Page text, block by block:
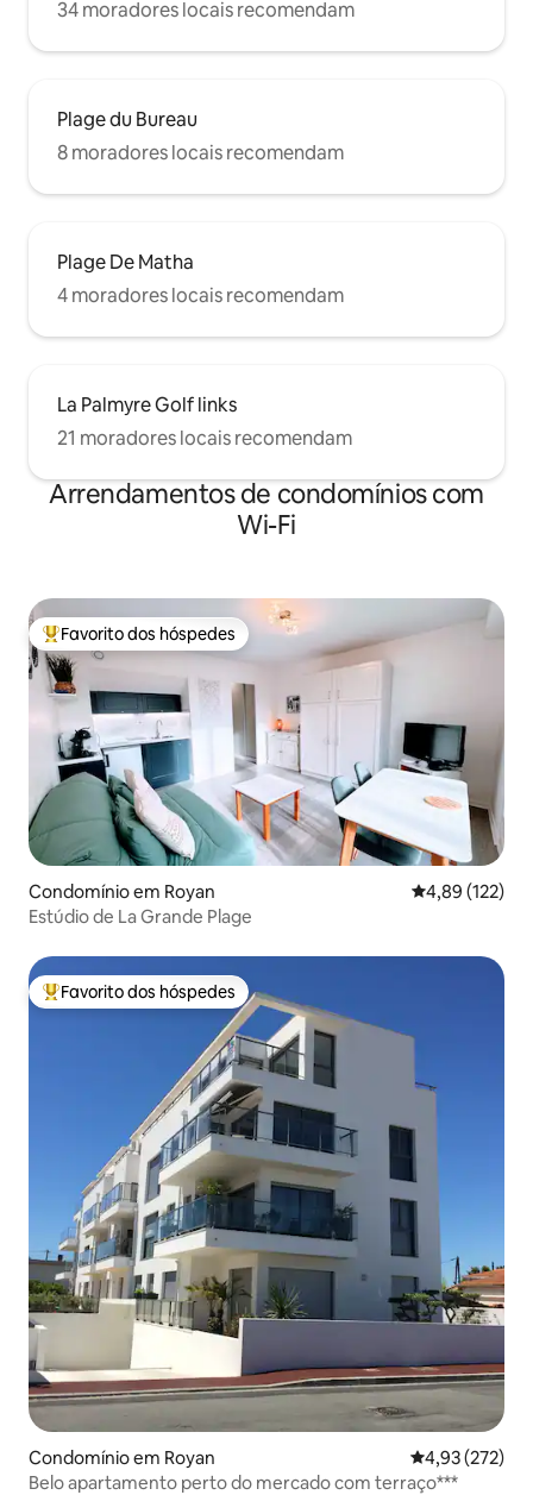
34 moradores locais recomendam
Plage du Bureau
8 moradores locais recomendam
Plage De Matha
4 moradores locais recomendam
La Palmyre Golf links
21 moradores locais recomendam
Arrendamentos de condomínios com
Wi-Fi
Favoritos dos hóspedes mais apreciados
Favorito dos hóspedes
Condomínio em Royan Classificação
4,89 (122)
Estúdio de La Grande Plage
Favoritos dos hóspedes mais apreciados
Favorito dos hóspedes
Condomínio em Royan Classificação
4,93 (272)
Belo apartamento perto do mercado com terraço***